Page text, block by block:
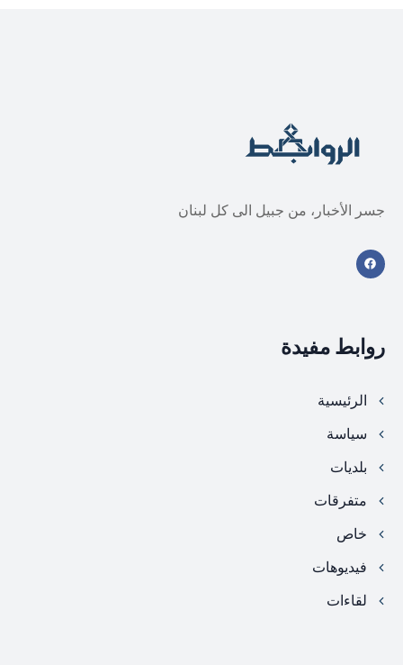
جسر الأخبار، من جبيل الى كل لبنان
روابط مفيدة
الرئيسية
سياسة
بلديات
متفرقات
خاص
فيديوهات
لقاءات